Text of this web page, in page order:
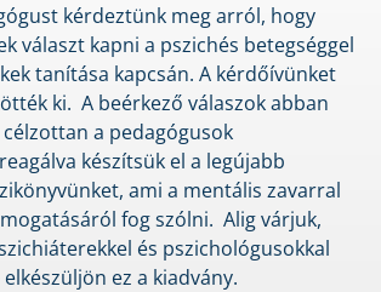
kérdeztünk meg arról, hogy
választ kapni a pszichés betegséggel
tanítása kapcsán. A kérdőívünket
ki. A beérkező válaszok abban
a pedagógusok
készítsük el a legújabb
ami a mentális zavarral
fog szólni. Alig várjuk,
és pszichológusokkal
ez a kiadvány.